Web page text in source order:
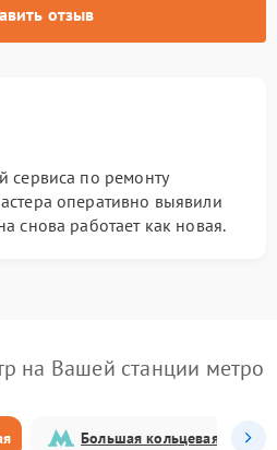
отзыв
сервиса по ремонту
оперативно выявили
снова работает как новая.
на Вашей станции метро
Большая кольцевая